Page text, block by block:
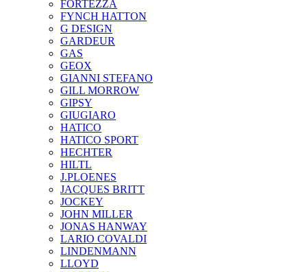
FORTEZZA
FYNCH HATTON
G DESIGN
GARDEUR
GAS
GEOX
GIANNI STEFANO
GILL MORROW
GIPSY
GIUGIARO
HATICO
HATICO SPORT
HECHTER
HILTL
J.PLOENES
JAСQUES BRITT
JOCKEY
JOHN MILLER
JONAS HANWAY
LARIO COVALDI
LINDENMANN
LLOYD